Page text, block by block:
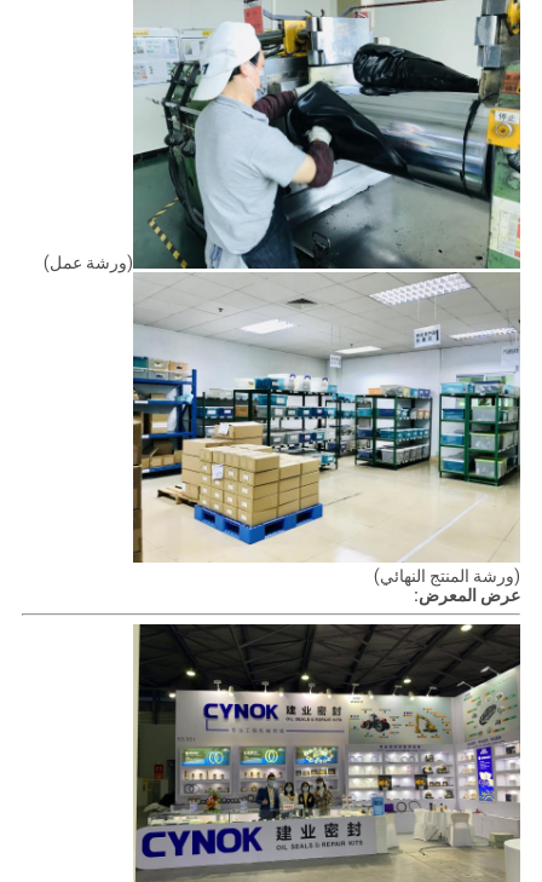
(ورشة عمل)
(ورشة المنتج النهائي)
عرض المعرض: